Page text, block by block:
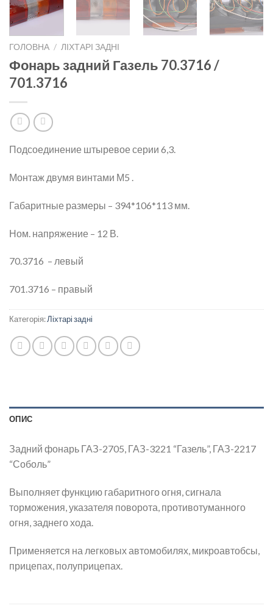
ГОЛОВНА / ЛІХТАРІ ЗАДНІ
Фонарь задний Газель 70.3716 /
701.3716
Подсоединение штыревое серии 6,3.
Монтаж двумя винтами М5 .
Габаритные размеры – 394*106*113 мм.
Ном. напряжение – 12 В.
70.3716 – левый
701.3716 – правый
Категорія:Ліхтарі задні
ОПИС
Задний фонарь ГАЗ-2705, ГАЗ-3221 “Газель”, ГАЗ-2217
“Соболь”
Выполняет функцию габаритного огня, сигнала
торможения, указателя поворота, противотуманного
огня, заднего хода.
Применяется на легковых автомобилях, микроавтобсы,
прицепах, полуприцепах.